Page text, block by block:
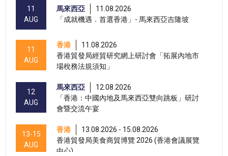
11
AUG
馬來西亞
11.08.2026
「成就機遇．首選香港」- 馬來西亞吉隆坡
11
AUG
香港
11.08.2026
香港貿發局經貿研究網上研討會「拓展內地市
場稅務法規須知」
12
AUG
馬來西亞
12.08.2026
「香港：中國內地及馬來西亞雙向跳板」研討
會暨交流午宴
13-15
AUG
香港
13.08.2026 - 15.08.2026
香港貿發局美食商貿博覽 2026 (香港會議展覽
中心)